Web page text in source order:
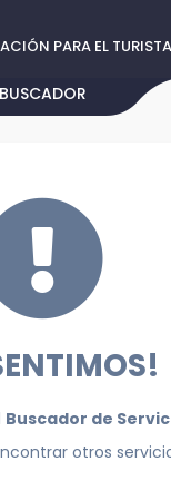
PARA EL TURISTA
BUSCADOR
Buscador de
otros